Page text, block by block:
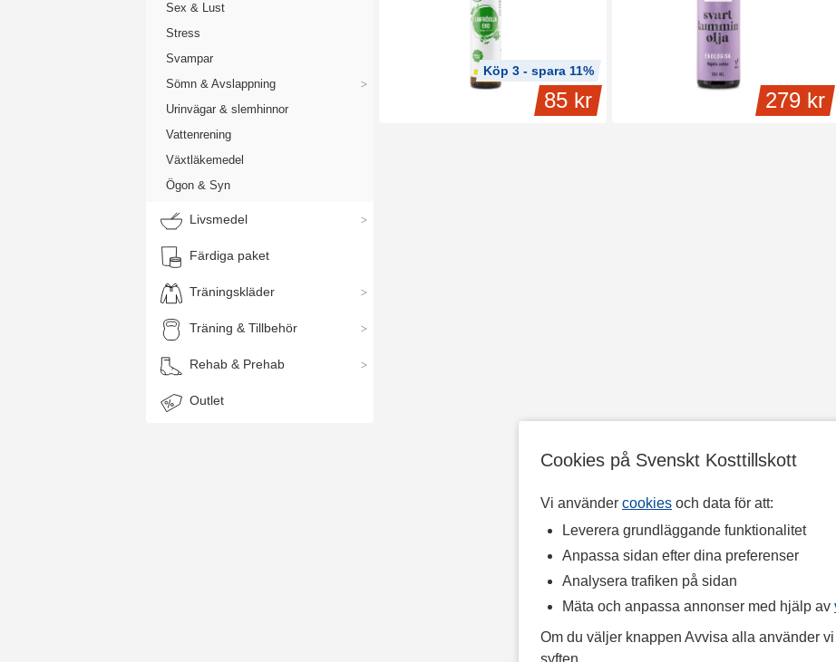
Cookies på Svenskt Kosttillskott
Vi använder cookies och data för att:
Leverera grundläggande funktionalitet
Anpassa sidan efter dina preferenser
Analysera trafiken på sidan
Mäta och anpassa annonser med hjälp av
Om du väljer knappen Avvisa alla använder
syften.
Sex & Lust
Stress
Svampar
Sömn & Avslappning
Urinvägar & slemhinnor
Vattenrening
Växtläkemedel
Ögon & Syn
Livsmedel
Färdiga paket
Träningskläder
Träning & Tillbehör
Rehab & Prehab
Outlet
Omega-9 återfinns i fetare vegetabilier såsom avokado, olivolja och pekannötter.
Den mest vanligt förekommande omega-9-fettsyran heter oljesyra som finns i
många forskare har börjat tro att det kan vara oljesyran som är ansvarig för de
blodtrycket. Det beror på att oljesyra kan bidra till att motverka åderförkalkning.
den har en bra förmåga att penetrera djupt ner i huden.
Köp 3 - spara 11%
85 kr 279 kr